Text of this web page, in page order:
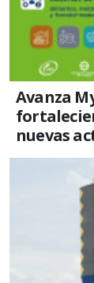
Avanza
nuevas